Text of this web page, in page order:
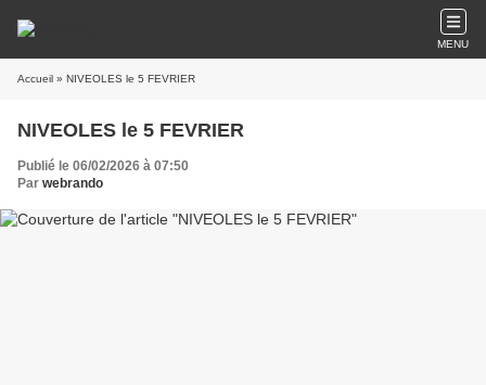
MENU
Accueil » NIVEOLES le 5 FEVRIER
NIVEOLES le 5 FEVRIER
Publié le 06/02/2026 à 07:50
Par webrando